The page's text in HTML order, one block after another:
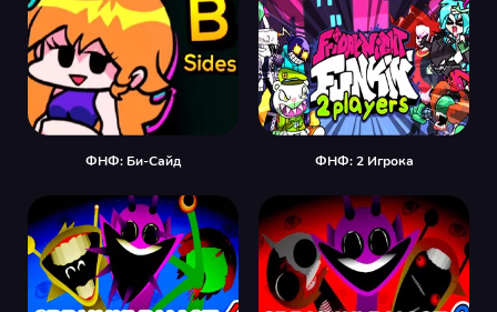
ФНФ: Би-Сайд ФНФ: 2 Игрока